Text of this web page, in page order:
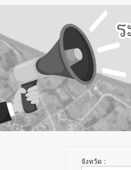
จังหวัด :